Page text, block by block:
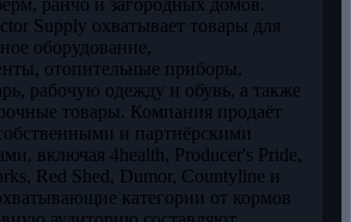
ранчо и загородных домов.
Supply охватывает товары для
оборудование,
отопительные приборы,
рабочую одежду и обувь, а также
товары. Компания продаёт
и партнёрскими
включая 4health, Producer's Pride,
Red Shed, Dumor, Countyline и
категории от кормов